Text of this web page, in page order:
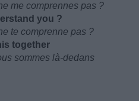
me comprennes pas ?
you ?
te comprenne pas ?
together
sommes là-dedans